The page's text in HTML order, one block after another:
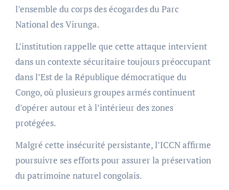
l’ensemble du corps des écogardes du Parc
National des Virunga.
L’institution rappelle que cette attaque intervient
dans un contexte sécuritaire toujours préoccupant
dans l’Est de la République démocratique du
Congo, où plusieurs groupes armés continuent
d’opérer autour et à l’intérieur des zones
protégées.
Malgré cette insécurité persistante, l’ICCN affirme
poursuivre ses efforts pour assurer la préservation
du patrimoine naturel congolais.